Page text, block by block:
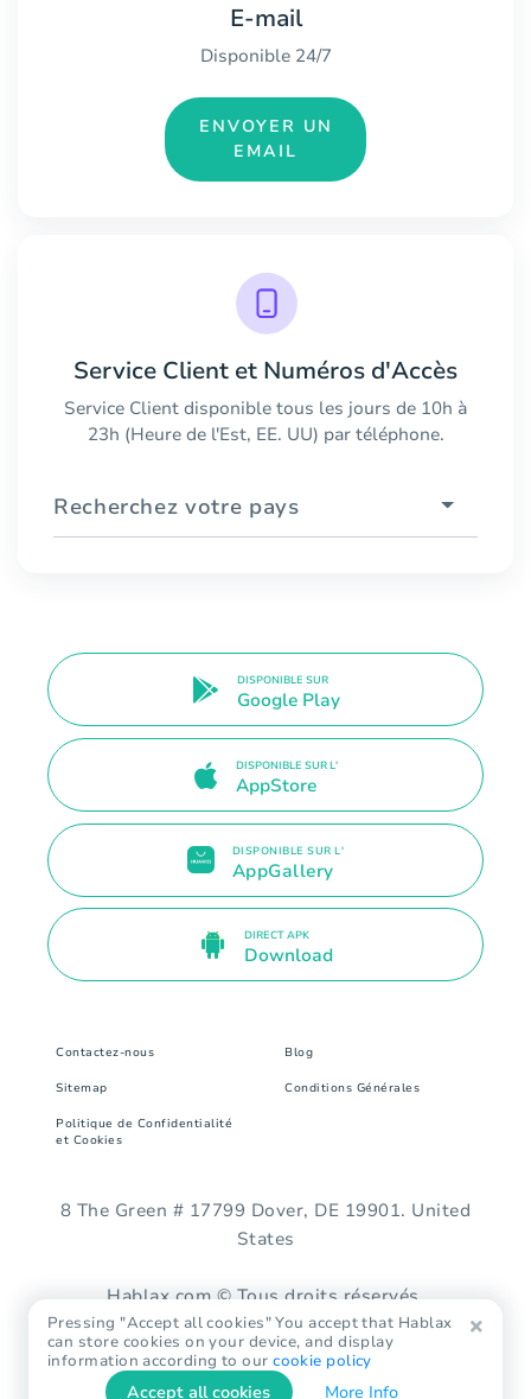
E-mail
Disponible 24/7
ENVOYER UN
EMAIL
Service Client et Numéros d'Accès
Service Client disponible tous les jours de 10h à
23h (Heure de l'Est, EE. UU) par téléphone.
Recherchez votre pays
DISPONIBLE SUR
Google Play
DISPONIBLE SUR L'
AppStore
DISPONIBLE SUR L'
AppGallery
DIRECT APK
Download
Contactez-nous Blog
Sitemap Conditions Générales
Politique de Confidentialité
et Cookies
8 The Green # 17799 Dover, DE 19901. United
States
Hablax.com © Tous droits réservés.
Pressing "Accept all cookies" You accept that Hablax
can store cookies on your device, and display
information according to ourcookie policy
Accept all cookies More Info